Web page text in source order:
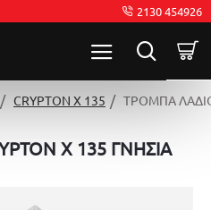
2130 454926
CRYPTON X 135 ΤΡΟΜΠΑ
X 135 ΓΝΗΣΙΑ